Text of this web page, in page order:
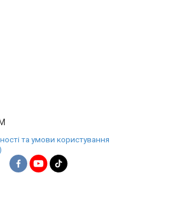
та умови користування